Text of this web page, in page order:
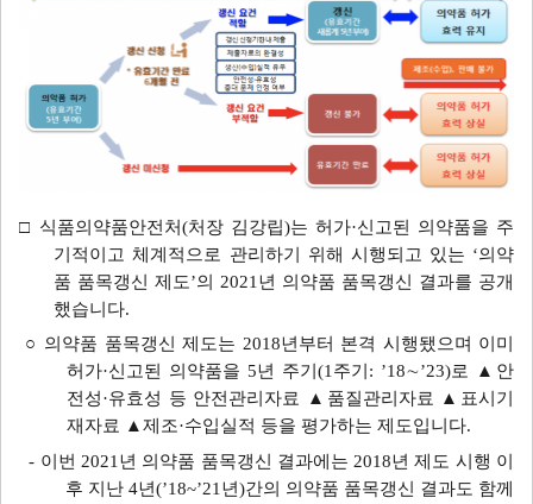
□ 식품의약품안전처(처장 김강립)는 허가·신고된 의약품을 주
기적이고 체계적으로 관리하기 위해 시행되고 있는 ‘의약
품 품목갱신 제도’의 2021년 의약품 품목갱신 결과를 공개
했습니다.
○ 의약품 품목갱신 제도는 2018년부터 본격 시행됐으며 이미
허가·신고된 의약품을 5년 주기 (1주기: ’18∼’23)로 ▲안
전성·유효성 등 안전관리자료 ▲품질관리자료 ▲표시기
재자료 ▲제조·수입실적 등을 평가하는 제도입니다.
- 이번 2021년 의약품 품목갱신 결과에는 2018년 제도 시행 이
후 지난 4년(’18~’21년)간의 의약품 품목갱신 결과도 함께